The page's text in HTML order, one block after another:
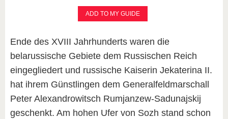
ADD TO MY GUIDE
Ende des XVIII Jahrhunderts waren die
belarussische Gebiete dem Russischen Reich
eingegliedert und russische Kaiserin Jekaterina II.
hat ihrem Günstlingen dem Generalfeldmarschall
Peter Alexandrowitsch Rumjanzew-Sadunajskij
geschenkt. Am hohen Ufer von Sozh stand schon